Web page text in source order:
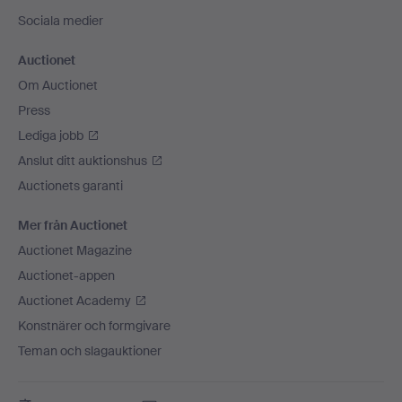
Sociala medier
Auctionet
Om Auctionet
Press
Lediga jobb
Anslut ditt auktionshus
Auctionets garanti
Mer från Auctionet
Auctionet Magazine
Auctionet-appen
Auctionet Academy
Konstnärer och formgivare
Teman och slagauktioner